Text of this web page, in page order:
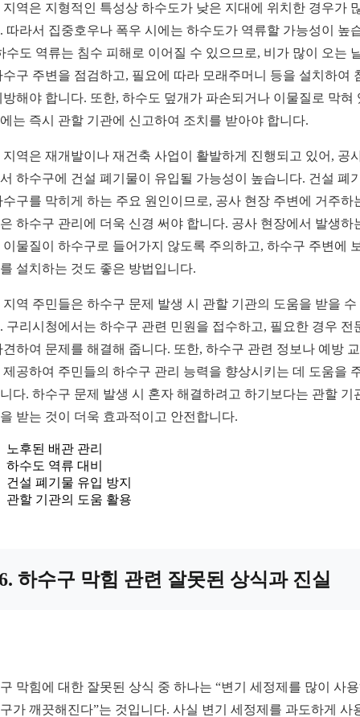
지역은 지형적인 특성상 하수도가 낮은 지대에 위치한 경우가
따라서 집중호우나 폭우 시에는 하수도가 역류할 가능성이 높
수도 역류는 침수 피해로 이어질 수 있으므로, 비가 많이 오는
수구 주변을 점검하고, 필요에 따라 모래주머니 등을 설치하여
방해야 합니다. 또한, 하수도 덮개가 파손되거나 이물질로 막혀
는 즉시 관할 기관에 신고하여 조치를 받아야 합니다.
지역은 재개발이나 재건축 사업이 활발하게 진행되고 있어, 공
하수구에 건설 폐기물이 유입될 가능성이 높습니다. 건설 폐
수구를 막히게 하는 주요 원인이므로, 공사 현장 주변에 거주하
하수구 관리에 더욱 신경 써야 합니다. 공사 현장에서 발생하
이물질이 하수구로 들어가지 않도록 주의하고, 하수구 주변에
설치하는 것도 좋은 방법입니다.
지역 주민들은 하수구 문제 발생 시 관할 기관의 도움을 받을 수
구리시청에서는 하수구 관련 민원을 접수하고, 필요한 경우 전
견하여 문제를 해결해 줍니다. 또한, 하수구 관련 정보나 예방
제공하여 주민들의 하수구 관리 능력을 향상시키는 데 도움을
다. 하수구 문제 발생 시 혼자 해결하려고 하기보다는 관할 기
받는 것이 더욱 효과적이고 안전합니다.
노후된 배관 관리
하수도 역류 대비
건설 폐기물 유입 방지
관할 기관의 도움 활용
하수구 막힘 관련 잘못된 상식과 진실
막힘에 대한 잘못된 상식 중 하나는 “변기 세정제를 많이 사
가 깨끗해진다”는 것입니다. 사실 변기 세정제를 과도하게 사